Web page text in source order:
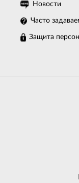
Новости
Часто
Защита